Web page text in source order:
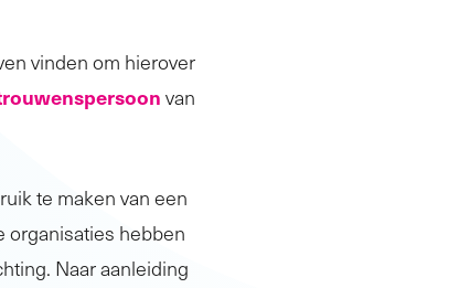
vinden om hierover
van
te maken van een
organisaties hebben
Naar aanleiding